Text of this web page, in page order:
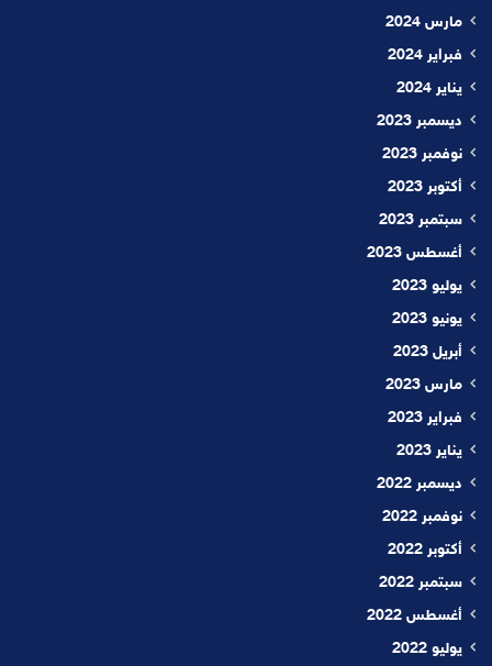
مارس 2024
فبراير 2024
يناير 2024
ديسمبر 2023
نوفمبر 2023
أكتوبر 2023
سبتمبر 2023
أغسطس 2023
يوليو 2023
يونيو 2023
أبريل 2023
مارس 2023
فبراير 2023
يناير 2023
ديسمبر 2022
نوفمبر 2022
أكتوبر 2022
سبتمبر 2022
أغسطس 2022
يوليو 2022